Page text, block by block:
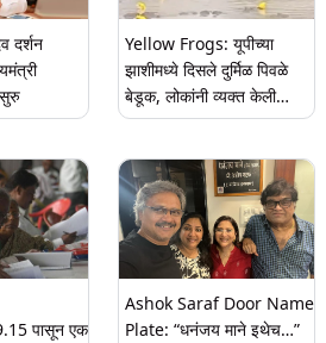
दर्शन
सुरु
Yellow Frogs: यूपीच्या
झाशीमध्ये दिसले दुर्मिळ पिवळे
बेडूक, लोकांनी व्यक्त केली
चांगल्या पावसाची आशा
पासून एक
Ashok Saraf Door Name
Plate: “धनंजय माने इथेच…”